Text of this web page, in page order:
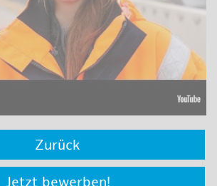
Zurück
Jetzt bewerben!